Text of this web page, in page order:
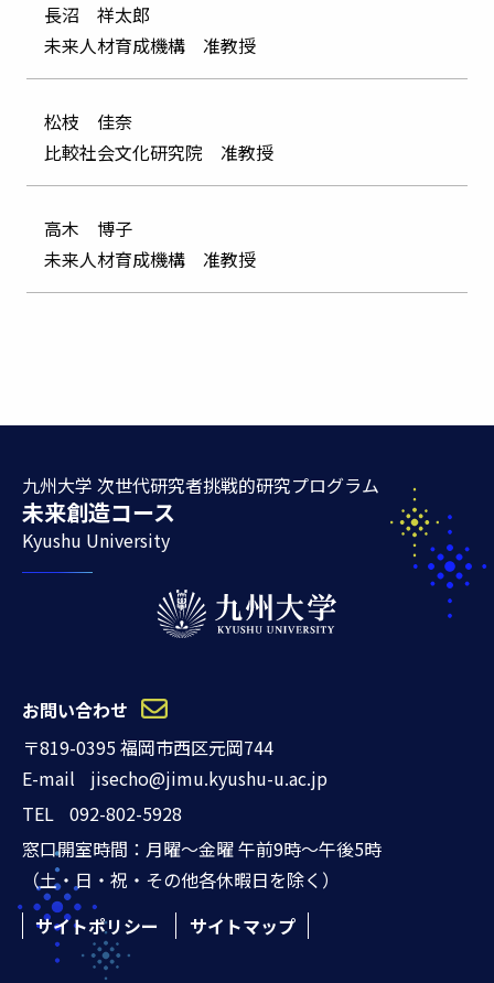
長沼 祥太郎
未来人材育成機構 准教授
松枝 佳奈
比較社会文化研究院 准教授
高木 博子
未来人材育成機構 准教授
九州大学 次世代研究者挑戦的研究プログラム
未来創造コース
Kyushu University
お問い合わせ
〒819-0395 福岡市西区元岡744
E-mail
jisecho@jimu.kyushu-u.ac.jp
TEL 092-802-5928
窓口開室時間：月曜～金曜 午前9時～午後5時
（土・日・祝・その他各休暇日を除く）
サイトポリシー
サイトマップ